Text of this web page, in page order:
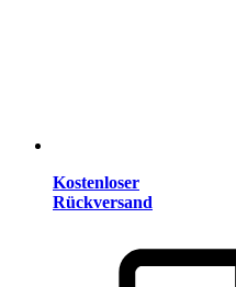
Kostenloser
Rückversand